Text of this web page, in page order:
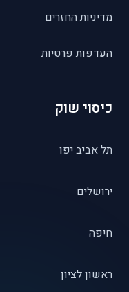
מדיניות החזרים
העדפות פרטיות
כיסוי שוק
תל אביב יפו
ירושלים
חיפה
ראשון לציון